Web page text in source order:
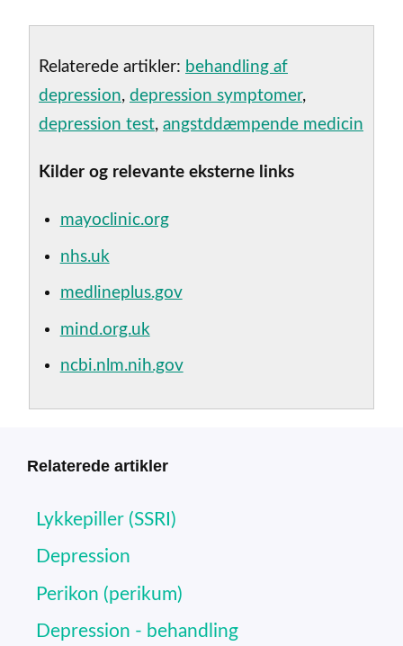
Relaterede artikler: behandling af
depression, depression symptomer,
depression test, angstddæmpende medicin
Kilder og relevante eksterne links
mayoclinic.org
nhs.uk
medlineplus.gov
mind.org.uk
ncbi.nlm.nih.gov
Relaterede artikler
Lykkepiller (SSRI)
Depression
Perikon (perikum)
Depression - behandling